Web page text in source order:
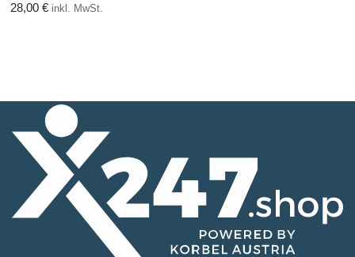
28,00 € inkl. MwSt.